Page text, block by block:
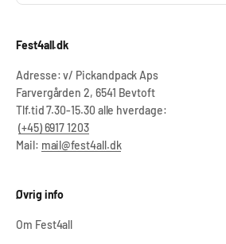
Fest4all.dk
Adresse: v/ Pickandpack Aps
Farvergården 2, 6541 Bevtoft
Tlf.tid 7.30-15.30 alle hverdage:
(+45) 6917 1203
Mail: mail@fest4all.dk
Øvrig info
Om Fest4all